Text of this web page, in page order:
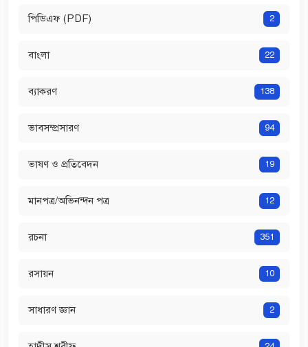
পিডিএফ (PDF) 2
বাংলা 22
ব্যাকরণ 138
ভাবসম্প্রসারণ 94
ভাষণ ও প্রতিবেদন 19
মানপত্র/অভিনন্দন পত্র 12
রচনা 351
রসায়ন 10
সাধারণ জ্ঞান 2